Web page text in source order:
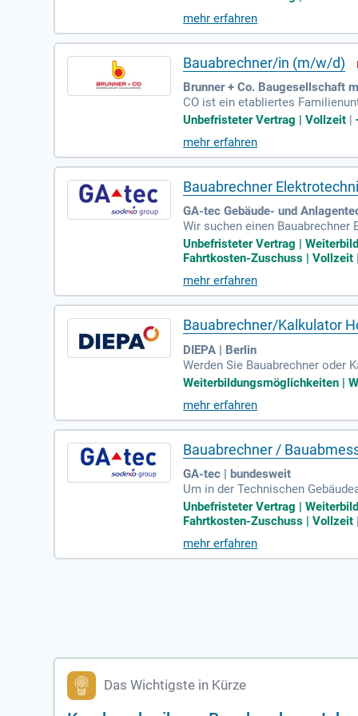
ittlung basierend auf Plänen
ng mit der Bau- und
gen über Kenntnisse in VOB
mehr erfahren
Bauabrechner/in (m/w/d)
Brunner + Co. Baugesellschaft
CO ist ein etabliertes
tadtbild aktiv mit und stemmen
zentralen Anbieter von
Immobilien-
st Du die Abrechnung von
Unbefristeter Vertrag | Vollzeit |
mehr erfahren
Bauabrechner
GA-tec Gebäude- und
Wir suchen einen
tteam und kommunizieren eng
Elektrotechnik auf Grundlage
e zur Analyse von
Unbefristeter Vertrag |
Fahrtkosten-Zuschuss | Vollzeit
mehr erfahren
Bauabrechner/Kalkulator
DIEPA | Berlin
Werden Sie Bauabrechner oder
zu führenden Arbeitgebern, die
e Ihre Bedürfnisse
en Arbeitszeiten schaffen wir
atte und
Weiterbildungsmöglichkeiten |
mehr erfahren
Bauabrechner /
GA-tec | bundesweit
Um in der Technischen
tellung von Aufmaßen, die
ostenverfolgungen durch und
fmännischen Steuerung
ie Erfahrung in der
Unbefristeter Vertrag |
Fahrtkosten-Zuschuss | Vollzeit
mehr erfahren
Das Wichtigste in Kürze